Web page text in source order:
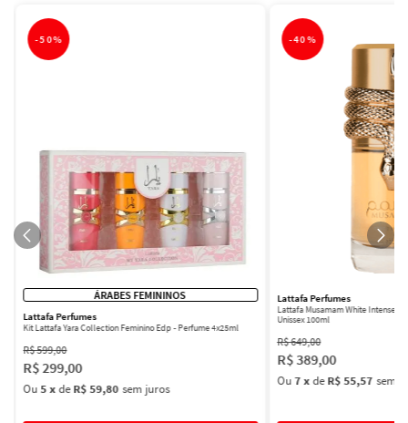
-50%
ÁRABES FEMININOS
Lattafa Perfumes
Kit Lattafa Yara Collection Feminino Edp - Perfume 4x25ml
R$599,00
R$299,00
Ou5 xdeR$ 59,80 sem juros
-40%
Lattafa Perfumes
Lattafa Musamam White Intense
Unissex 100ml
R$649,00
R$389,00
Ou7xdeR$ 55,57 sem